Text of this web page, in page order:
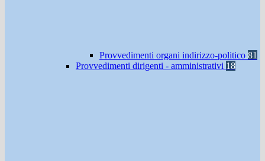
Provvedimenti organi indirizzo-politico 81
Provvedimenti dirigenti - amministrativi 18